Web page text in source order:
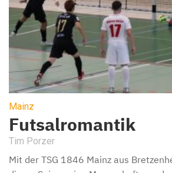
Mainz
Futsalromantik
Tim Porzer
Mit der TSG 1846 Mainz aus